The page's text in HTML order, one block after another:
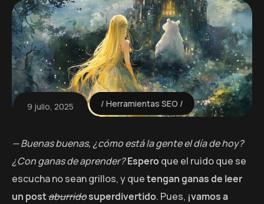
9 julio, 2025 Herramientas SEO
— Buenas buenas, ¿cómo está la gente el día de hoy?
¿Con ganas de aprender?Esperoque el ruido que se
escucha no sean grillos, y quetengan ganas de leer
un postaburridosuperdivertido. Pues, ¡vamos a